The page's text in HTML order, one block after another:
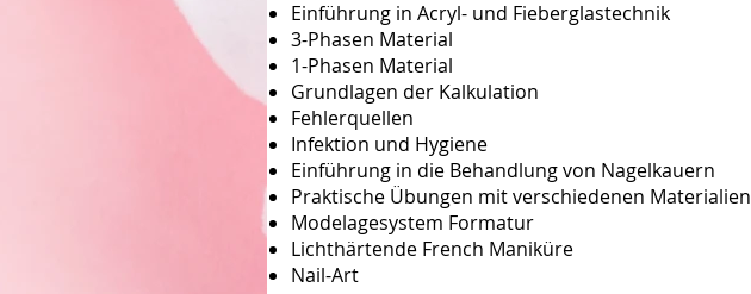
Einführung in Acryl- und Fieberglastechnik
3-Phasen Material
1-Phasen Material
Grundlagen der Kalkulation
Fehlerquellen
Infektion und Hygiene
Einführung in die Behandlung von Nagelkauern
Praktische Übungen mit verschiedenen Materialien
Modelagesystem Formatur
Lichthärtende French Maniküre
Nail-Art